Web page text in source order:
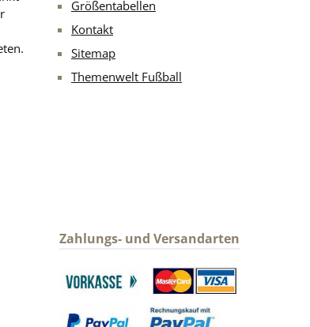
Größentabellen
Kontakt
Sitemap
Themenwelt Fußball
Zahlungs- und Versandarten
Benutzerdefiniertes Bild 1Benutzerdefiniertes Bild 2